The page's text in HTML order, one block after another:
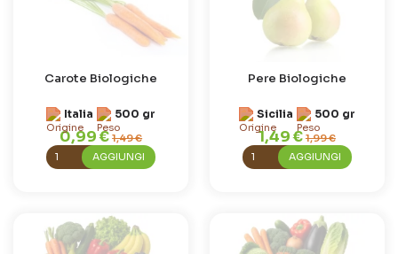
Carote Biologiche
Italia 500 gr
0,99 €1,49 €
AGGIUNGI
Pere Biologiche
Sicilia 500 gr
1,49 €1,99 €
AGGIUNGI